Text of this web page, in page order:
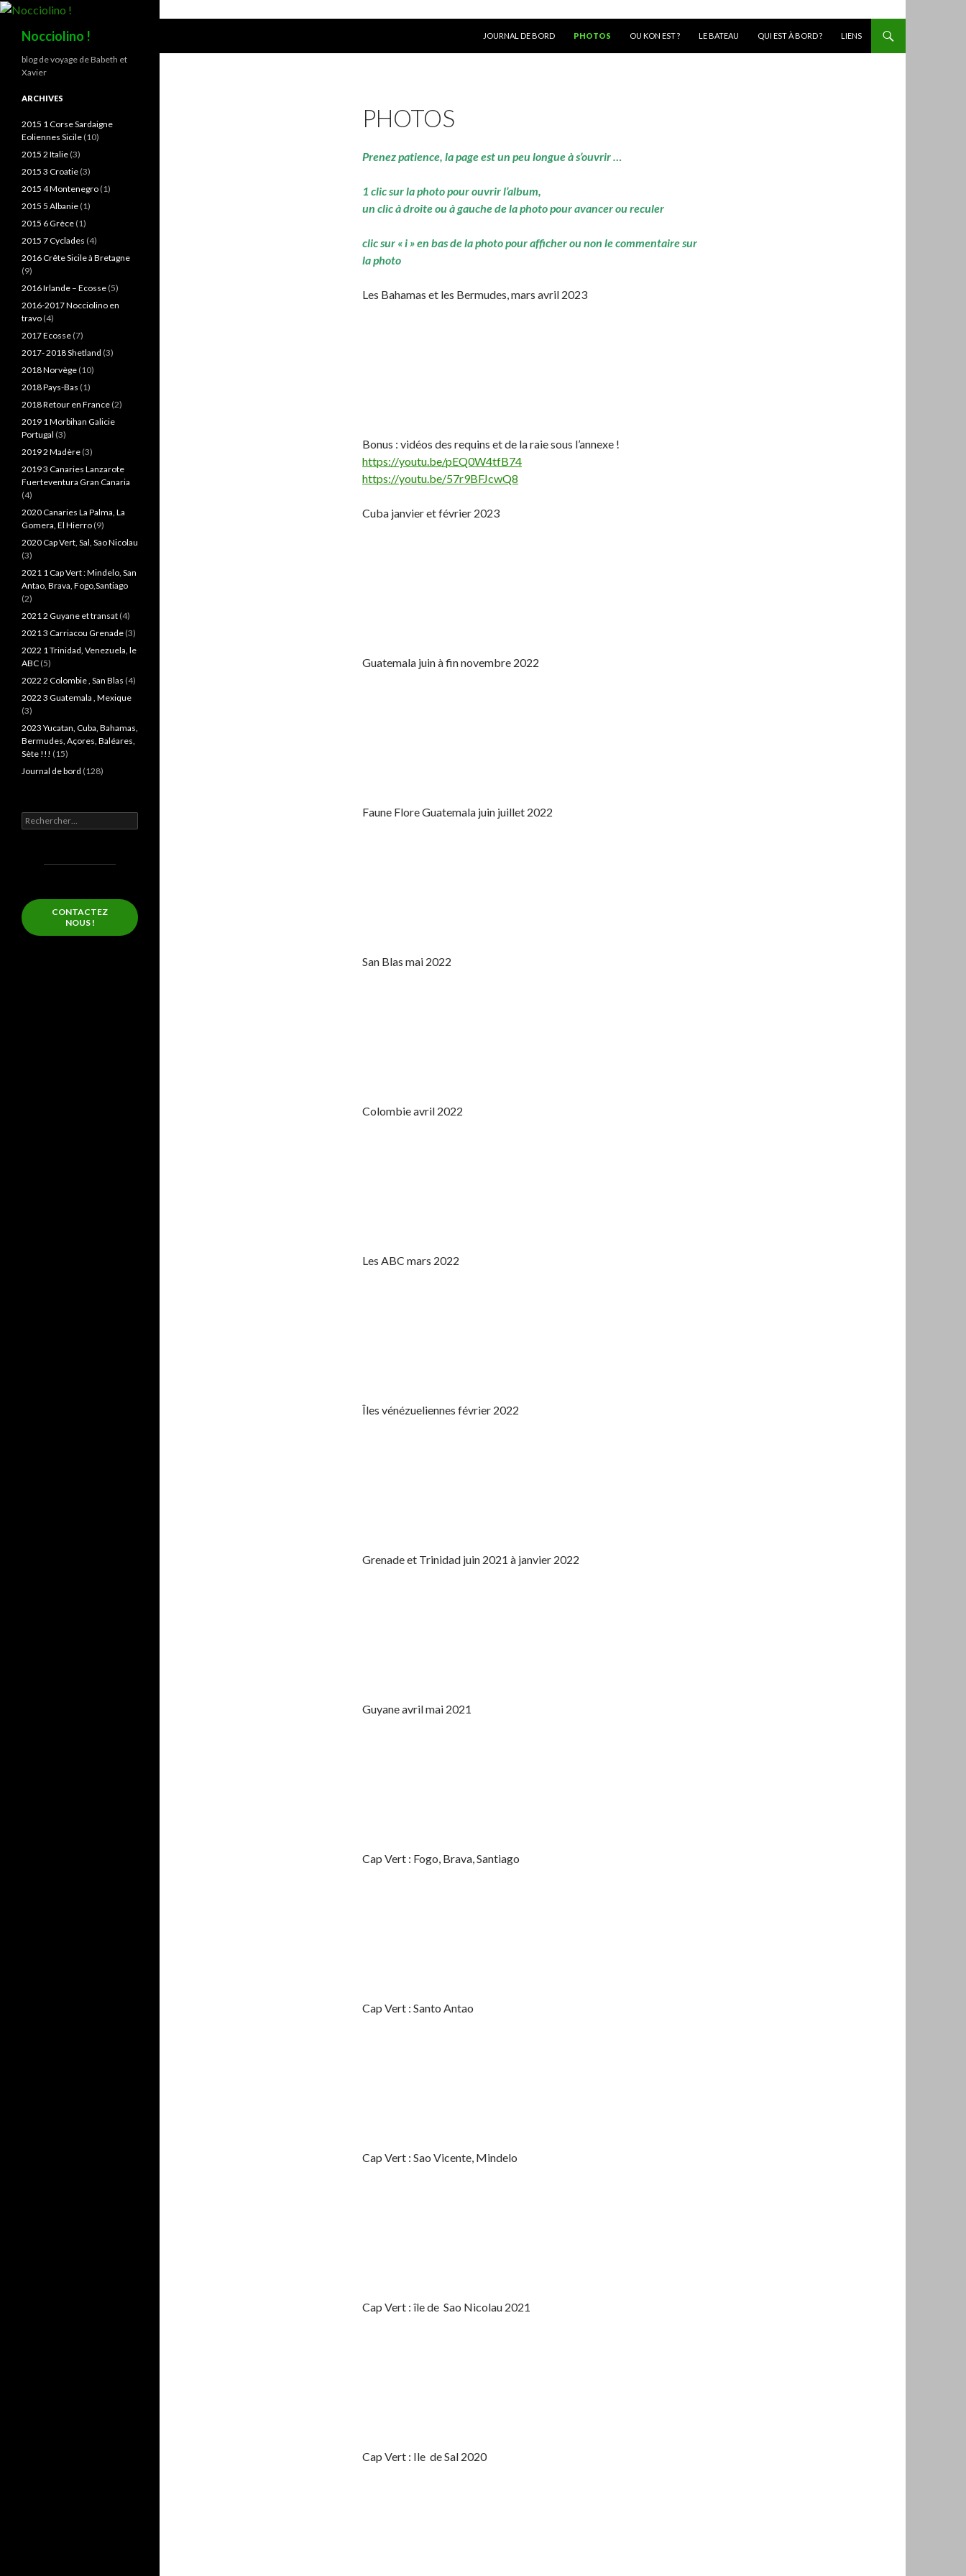
Nocciolino !
JOURNAL DE BORD
PHOTOS OU KON EST ? LE BATEAU QUI EST À BORD ? LIENS
PHOTOS
Prenez patience, la page est un peu longue à s’ouvrir …
1 clic sur la photo pour ouvrir l’album,
un clic à droite ou à gauche de la photo pour avancer ou reculer
clic sur « i » en bas de la photo pour afficher ou non le commentaire sur
la photo
Les Bahamas et les Bermudes, mars avril 2023
Bonus : vidéos des requins et de la raie sous l’annexe !
https://youtu.be/pEQ0W4tfB74
https://youtu.be/57r9BFJcwQ8
Cuba janvier et février 2023
Guatemala juin à fin novembre 2022
Faune Flore Guatemala juin juillet 2022
San Blas mai 2022
Colombie avril 2022
Les ABC mars 2022
Îles vénézueliennes février 2022
Grenade et Trinidad juin 2021 à janvier 2022
Guyane avril mai 2021
Cap Vert : Fogo, Brava, Santiago
Cap Vert : Santo Antao
Cap Vert : Sao Vicente, Mindelo
Cap Vert : île de Sao Nicolau 2021
Cap Vert : Ile de Sal 2020
blog de voyage de Babeth et
Xavier
ARCHIVES
2015 1 Corse Sardaigne
Eoliennes Sicile (10)
2015 2 Italie (3)
2015 3 Croatie (3)
2015 4 Montenegro (1)
2015 5 Albanie (1)
2015 6 Grèce (1)
2015 7 Cyclades (4)
2016 Crête Sicile à Bretagne
(9)
2016 Irlande – Ecosse (5)
2016-2017 Nocciolino en
travo (4)
2017 Ecosse (7)
2017- 2018 Shetland (3)
2018 Norvège (10)
2018 Pays-Bas (1)
2018 Retour en France (2)
2019 1 Morbihan Galicie
Portugal (3)
2019 2 Madère (3)
2019 3 Canaries Lanzarote
Fuerteventura Gran Canaria
(4)
2020 Canaries La Palma, La
Gomera, El Hierro (9)
2020 Cap Vert, Sal, Sao Nicolau
(3)
2021 1 Cap Vert : Mindelo, San
Antao, Brava, Fogo,Santiago
(2)
2021 2 Guyane et transat (4)
2021 3 Carriacou Grenade (3)
2022 1 Trinidad, Venezuela, le
ABC (5)
2022 2 Colombie , San Blas (4)
2022 3 Guatemala , Mexique
(3)
2023 Yucatan, Cuba, Bahamas,
Bermudes, Açores, Baléares,
Sète !!! (15)
Journal de bord (128)
Rechercher :
CONTACTEZ
NOUS !